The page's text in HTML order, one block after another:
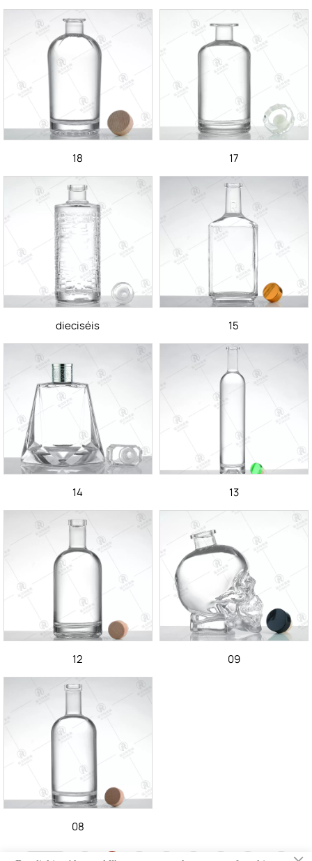
18 17
dieciséis 15
14 13
12 09
08